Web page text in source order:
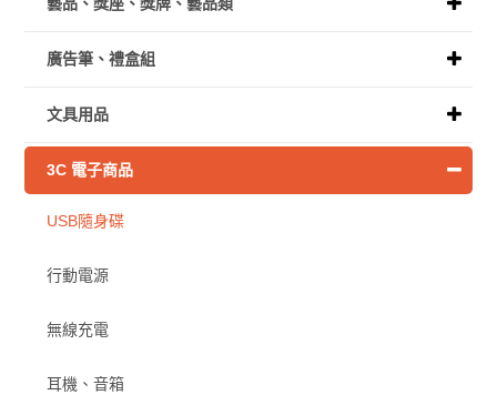
廣告筆、禮盒組
文具用品
3C 電子商品
USB隨身碟
行動電源
無線充電
耳機、音箱